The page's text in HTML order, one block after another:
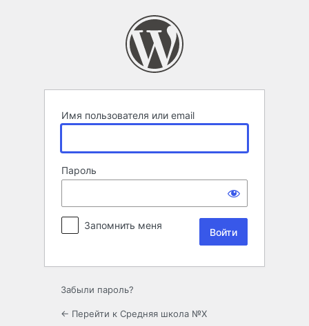
Имя пользователя или email
Пароль
Запомнить меня
Забыли пароль?
← Перейти к Средняя школа №X